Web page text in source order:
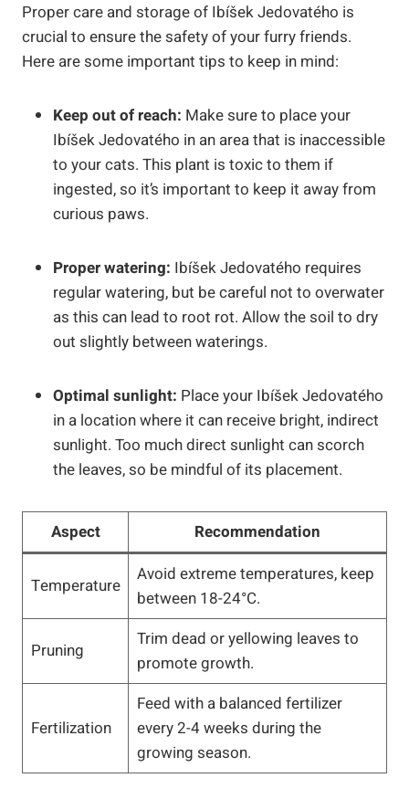
Proper care and storage of Ibíšek Jedovatého is
crucial to ensure the safety of your furry friends.
Here are some important tips to keep in mind:
Keep out of reach: Make sure to place your
Ibíšek Jedovatého in an area that is inaccessible
to your cats. This plant is toxic to them if
ingested, so it’s important to keep it away from
curious paws.
Proper watering: Ibíšek Jedovatého requires
regular watering, but be careful not to overwater
as this can lead to root rot. Allow the soil to dry
out slightly between waterings.
Optimal sunlight: Place your Ibíšek Jedovatého
in a location where it can receive bright, indirect
sunlight. Too much direct sunlight can scorch
the leaves, so be mindful of its placement.
Aspect Recommendation
Temperature
Avoid extreme temperatures, keep
between 18-24°C.
Pruning
Trim dead or yellowing leaves to
promote growth.
Fertilization
Feed with a balanced fertilizer
every 2-4 weeks during the
growing season.